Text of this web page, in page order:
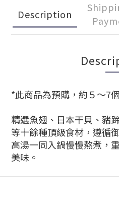
Description
*此商品為預購，約５～7
精選魚翅、日本干貝、豬
等十餘種頂級食材，遵循
高湯一同入鍋慢慢熬煮，
美味。